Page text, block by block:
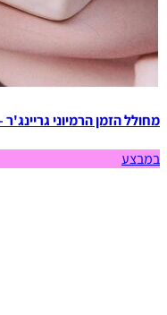
מחולל הזמן הרמיוני
במבצע